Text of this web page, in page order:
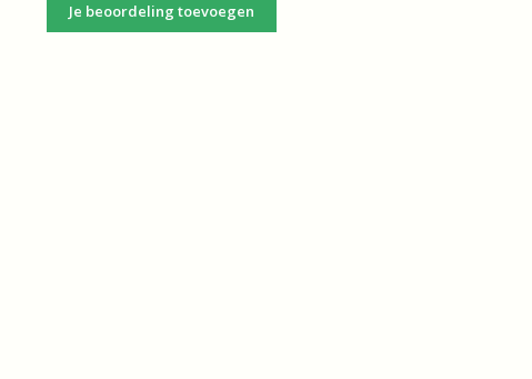
Je beoordeling toevoegen